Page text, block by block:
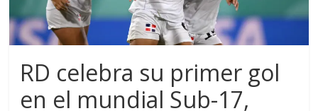
RD celebra su primer gol
en el mundial Sub-17,